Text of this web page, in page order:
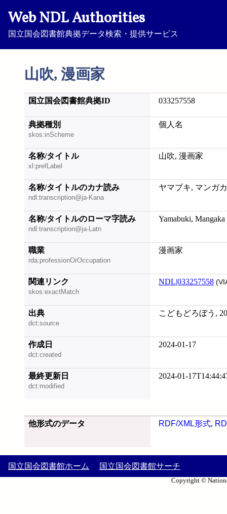
Web NDL Authorities
国立国会図書館典拠データ検索・提供サービス
山吹, 漫画家
国立国会図書館典拠ID 033257558
典拠種別
skos:inScheme
個人名
名称/タイトル
xl:prefLabel
山吹, 漫画家
名称/タイトルのカナ読み
ndl:transcription@ja-Kana
ヤマブキ, マンガカ
名称/タイトルのローマ字読み
ndl:transcription@ja-Latn
Yamabuki, Mangaka
職業
rda:professionOrOccupation
漫画家
関連リンク
skos:exactMatch
NDL|033257558
出典
dct:source
こどもどろぼう,
作成日
dct:created
2024-01-17
最終更新日
dct:modified
2024-01-
他形式のデータ RDF/XML形式,
国立国会図書館ホーム 国立国会図書館サーチ
Copyright ©